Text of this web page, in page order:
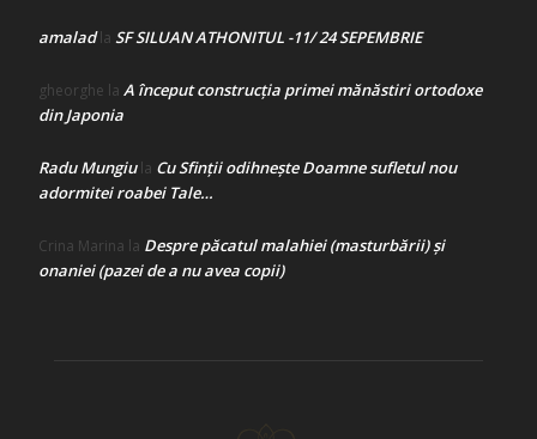
amaladla SF SILUAN ATHONITUL -11/ 24 SEPEMBRIE
gheorghe la A început construcţia primei mănăstiri ortodoxe
din Japonia
Radu Mungiula Cu Sfinții odihnește Doamne sufletul nou
adormitei roabei Tale…
Crina Marina la Despre păcatul malahiei (masturbării) şi
onaniei (pazei de a nu avea copii)